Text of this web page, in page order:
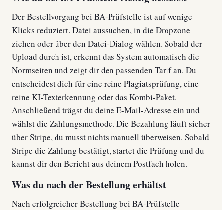
Der Bestellvorgang bei BA-Prüfstelle ist auf wenige
Klicks reduziert. Datei aussuchen, in die Dropzone
ziehen oder über den Datei-Dialog wählen. Sobald der
Upload durch ist, erkennt das System automatisch die
Normseiten und zeigt dir den passenden Tarif an. Du
entscheidest dich für eine reine Plagiatsprüfung, eine
reine KI-Texterkennung oder das Kombi-Paket.
Anschließend trägst du deine E-Mail-Adresse ein und
wählst die Zahlungsmethode. Die Bezahlung läuft sicher
über Stripe, du musst nichts manuell überweisen. Sobald
Stripe die Zahlung bestätigt, startet die Prüfung und du
kannst dir den Bericht aus deinem Postfach holen.
Was du nach der Bestellung erhältst
Nach erfolgreicher Bestellung bei BA-Prüfstelle